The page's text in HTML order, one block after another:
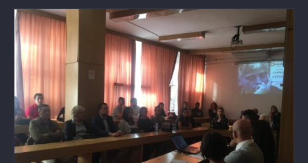
ODRŽAN TREĆI MEMORIJAL JASMIN
DŽINDO